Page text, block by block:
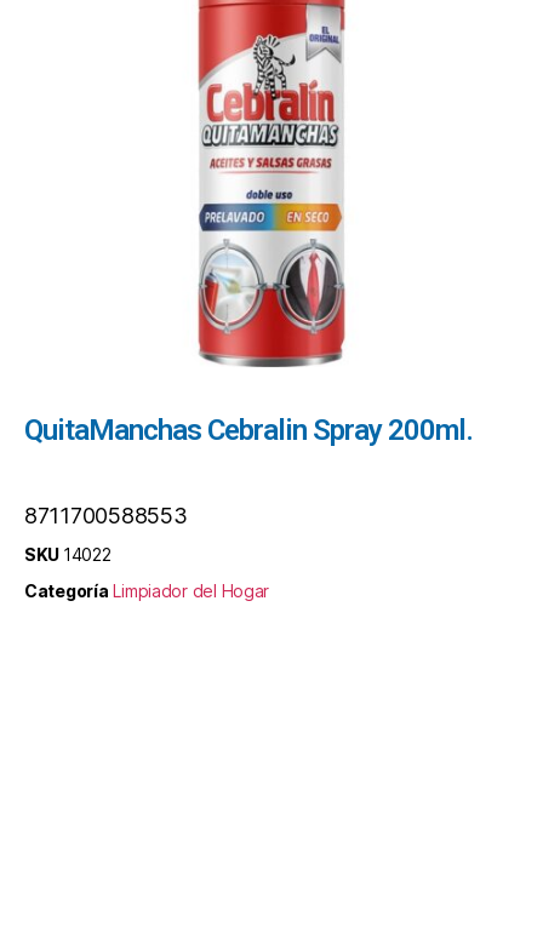
QuitaManchas Cebralin Spray 200ml.
8711700588553
SKU 14022
Categoría Limpiador del Hogar